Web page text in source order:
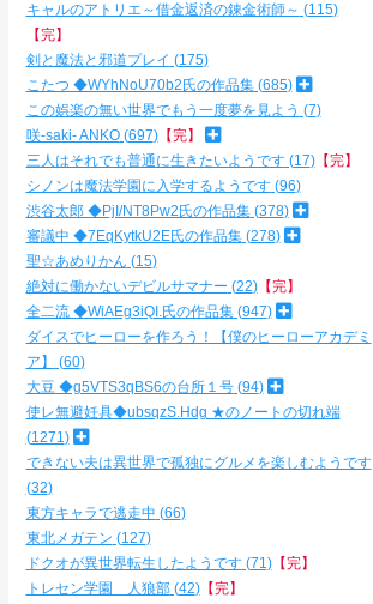
キャルのアトリエ～借金返済の錬金術師～
115
【完】
剣と魔法と邪道プレイ
175
こたつ ◆WYhNoU70b2氏の作品集 685
この娯楽の無い世界でもう一度夢を見よう
7
咲-saki- ANKO 697 【完】
三人はそれでも普通に生きたいようです 17 【完】
シノンは魔法学園に入学するようです 96
渋谷太郎 ◆PjI/NT8Pw2氏の作品集 378
審議中 ◆7EqKytkU2E氏の作品集 278
聖☆あめりかん 15
絶対に働かないデビルサマナー 22 【完】
全二流 ◆WiAEg3iQI.氏の作品集 947
ダイスでヒーローを作ろう！【僕のヒーローアカデミ
ア】
60
大豆 ◆g5VTS3qBS6の台所１号 94
使レ無避妊具◆ubsqzS.Hdg ★のノートの切れ端
1271
できない夫は異世界で孤独にグルメを楽しむようです
32
東方キャラで逃走中 66
東北メガテン 127
ドクオが異世界転生したようです 71 【完】
トレセン学園 人狼部 42 【完】